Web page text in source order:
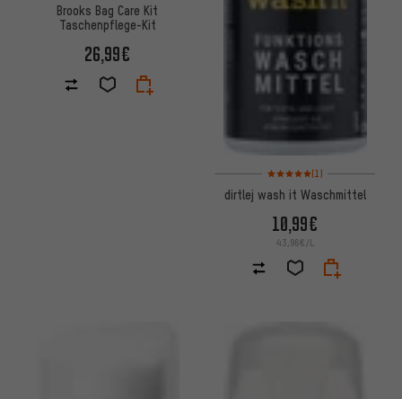
Brooks Bag Care Kit
Taschenpflege-Kit
26,99€
Bewertungen: 5 von 5
(1)
dirtlej wash it Waschmittel
10,99€
43,96€/L